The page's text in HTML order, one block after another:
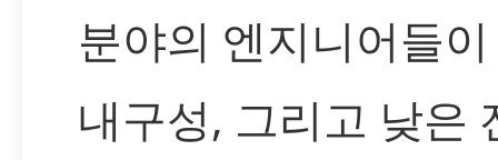
분야의 엔지니어들
내구성, 그리고 낮은